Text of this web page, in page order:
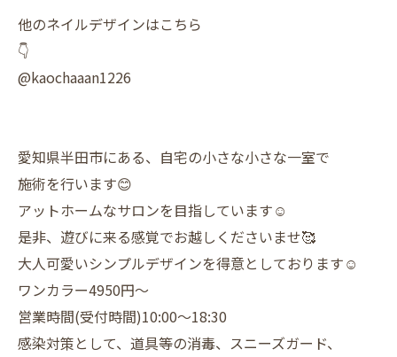
他のネイルデザインはこちら
👇
@kaochaaan1226
愛知県半田市にある、自宅の小さな小さな一室で
施術を行います😊
アットホームなサロンを目指しています☺️
是非、遊びに来る感覚でお越しくださいませ🥰
大人可愛いシンプルデザインを得意としております☺️
ワンカラー4950円〜
営業時間(受付時間)10:00〜18:30
感染対策として、道具等の消毒、スニーズガード、